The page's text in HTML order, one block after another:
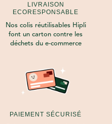
LIVRAISON
ECORESPONSABLE
Nos colis réutilisables Hipli
font un carton contre les
déchets du e-commerce
PAIEMENT SÉCURISÉ